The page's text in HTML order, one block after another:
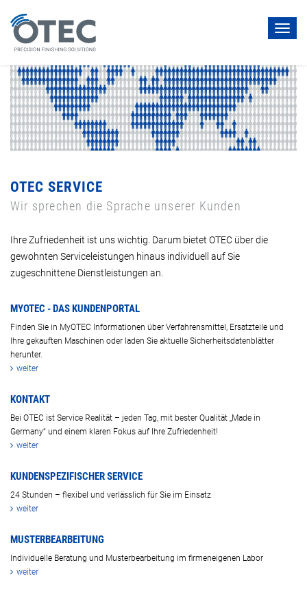
OTEC SERVICE
Wir sprechen die Sprache unserer Kunden
Ihre Zufriedenheit ist uns wichtig. Darum bietet OTEC über die
gewohnten Serviceleistungen hinaus individuell auf Sie
zugeschnittene Dienstleistungen an.
MYOTEC - DAS KUNDENPORTAL
Finden Sie in MyOTEC Informationen über Verfahrensmittel, Ersatzteile und
Ihre gekauften Maschinen oder laden Sie aktuelle Sicherheitsdatenblätter
herunter.
weiter
KONTAKT
Bei OTEC ist Service Realität – jeden Tag, mit bester Qualität „Made in
Germany“ und einem klaren Fokus auf Ihre Zufriedenheit!
weiter
KUNDENSPEZIFISCHER SERVICE
24 Stunden – flexibel und verlässlich für Sie im Einsatz
weiter
MUSTERBEARBEITUNG
Individuelle Beratung und Musterbearbeitung im firmeneigenen Labor
weiter